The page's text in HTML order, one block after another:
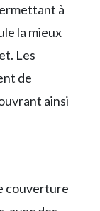
à
la mieux
Les
de
ainsi
couverture